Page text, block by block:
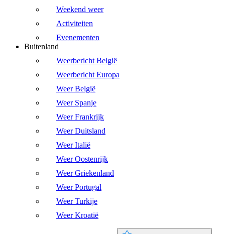
Weekend weer
Activiteiten
Evenementen
Buitenland
Weerbericht België
Weerbericht Europa
Weer België
Weer Spanje
Weer Frankrijk
Weer Duitsland
Weer Italië
Weer Oostenrijk
Weer Griekenland
Weer Portugal
Weer Turkije
Weer Kroatië